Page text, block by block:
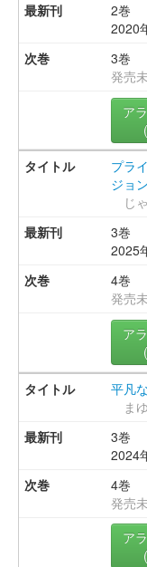
2巻
2020
3巻
発売
ア
プラ
ジョ
じ
3巻
2025
4巻
発売
ア
平凡
ま
3巻
2024
4巻
発売
ア